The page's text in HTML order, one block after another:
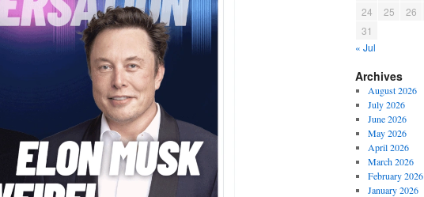
24
25 26
31
« Jul
Archives
August 2026
July 2026
June 2026
May 2026
April 2026
March 2026
February 2026
January 2026